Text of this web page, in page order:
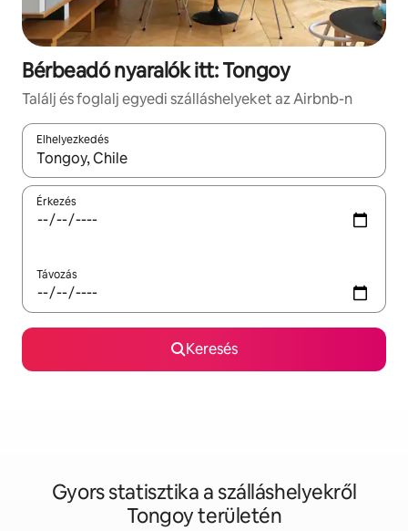
Bérbeadó nyaralók itt: Tongoy
Találj és foglalj egyedi szálláshelyeket az Airbnb-n
Elhelyezkedés
Az eredmények között a felfelé és a lefelé nyíllal
Érkezés
Távozás
Keresés
Gyors statisztika a szálláshelyekről
Tongoy területén